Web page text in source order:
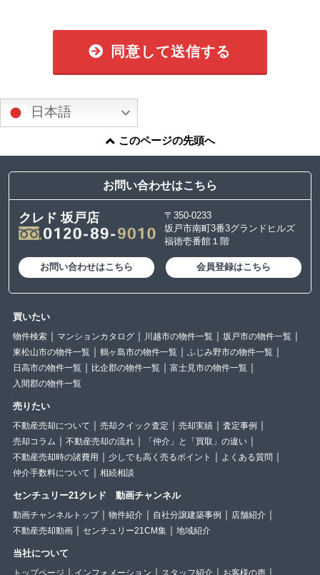
同意して送信する
日本語
このページの先頭へ
お問い合わせはこちら
クレド 坂戸店
〒350-0233
坂戸市南町3番3グランドヒルズ
福徳壱番館１階
お問い合わせはこちら 会員登録はこちら
買いたい
物件検索 マンションカタログ 川越市の物件一覧
坂戸市の物件一覧
東松山市の物件一覧
鶴ヶ島市の物件一覧
ふじみ野市の物件一覧
日高市の物件一覧
比企郡の物件一覧
富士見市の物件一覧
入間郡の物件一覧
売りたい
不動産売却について 売却クイック査定 売却実績
査定事例
売却コラム
不動産売却の流れ
「仲介」と「買取」の違い
不動産売却時の諸費用
少しでも高く売るポイント
よくある質問
仲介手数料について
相続相談
センチュリー21クレド 動画チャンネル
動画チャンネルトップ 物件紹介 自社分譲建築事例
店舗紹介
不動産売却動画
センチュリー21CM集 地域紹介
当社について